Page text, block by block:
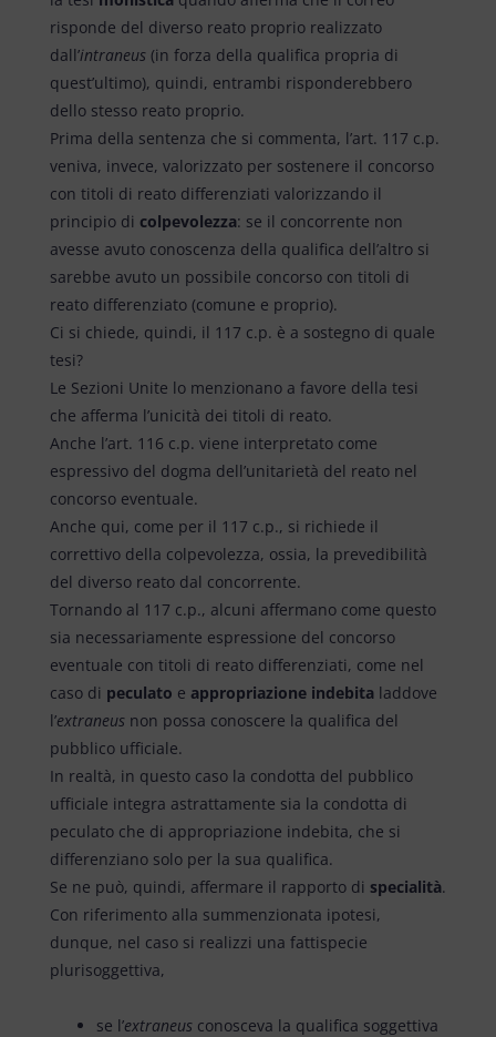
risponde del diverso reato proprio realizzato
dall’intraneus (in forza della qualifica propria di
quest’ultimo), quindi, entrambi risponderebbero
dello stesso reato proprio.
Prima della sentenza che si commenta, l’art. 117 c.p.
veniva, invece, valorizzato per sostenere il concorso
con titoli di reato differenziati valorizzando il
principio di colpevolezza: se il concorrente non
avesse avuto conoscenza della qualifica dell’altro si
sarebbe avuto un possibile concorso con titoli di
reato differenziato (comune e proprio).
Ci si chiede, quindi, il 117 c.p. è a sostegno di quale
tesi?
Le Sezioni Unite lo menzionano a favore della tesi
che afferma l’unicità dei titoli di reato.
Anche l’art. 116 c.p. viene interpretato come
espressivo del dogma dell’unitarietà del reato nel
concorso eventuale.
Anche qui, come per il 117 c.p., si richiede il
correttivo della colpevolezza, ossia, la prevedibilità
del diverso reato dal concorrente.
Tornando al 117 c.p., alcuni affermano come questo
sia necessariamente espressione del concorso
eventuale con titoli di reato differenziati, come nel
caso di peculato e appropriazione indebitaladdove
l’extraneusnon possa conoscere la qualifica del
pubblico ufficiale.
In realtà, in questo caso la condotta del pubblico
ufficiale integra astrattamente sia la condotta di
peculato che di appropriazione indebita, che si
differenziano solo per la sua qualifica.
Se ne può, quindi, affermare il rapporto di specialità.
Con riferimento alla summenzionata ipotesi,
dunque, nel caso si realizzi una fattispecie
plurisoggettiva,
se l’extraneusconosceva la qualifica soggettiva